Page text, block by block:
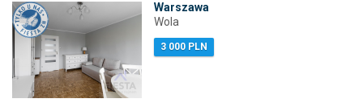
Warszawa
Wola
3 000 PLN